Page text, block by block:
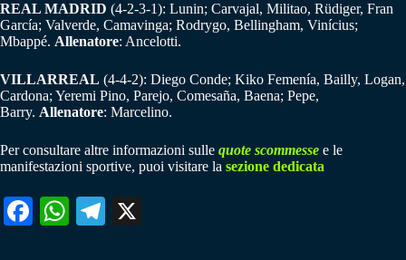
REAL MADRID (4-2-3-1): Lunin; Carvajal, Militao, Rüdiger, Fran
García; Valverde, Camavinga; Rodrygo, Bellingham, Vinícius;
Mbappé. Allenatore: Ancelotti.
VILLARREAL (4-4-2): Diego Conde; Kiko Femenía, Bailly, Logan,
Cardona; Yeremi Pino, Parejo, Comesaña, Baena; Pepe,
Barry. Allenatore: Marcelino.
Per consultare altre informazioni sulle quote scommesse e le
manifestazioni sportive, puoi visitare la sezione dedicata
Fa W
Te